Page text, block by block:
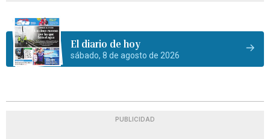
El diario de hoy
sábado, 8 de agosto de 2026
PUBLICIDAD